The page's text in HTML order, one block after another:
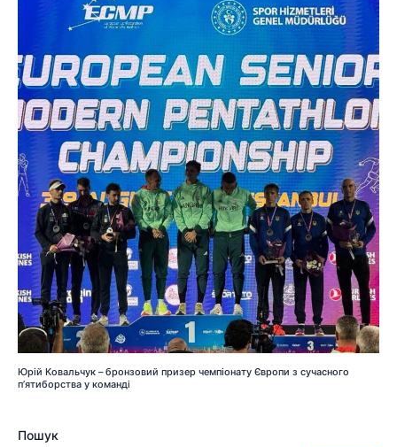
Юрій Ковальчук – бронзовий призер чемпіонату Європи з сучасного
п’ятиборства у команді
Пошук